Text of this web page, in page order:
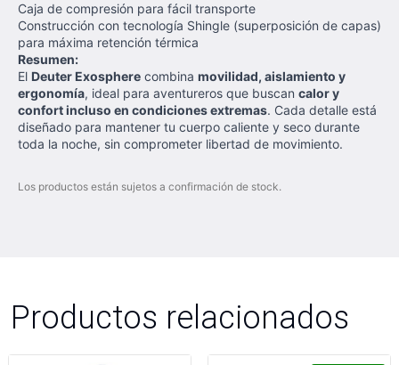
Caja de compresión para fácil transporte
Construcción con tecnología Shingle (superposición de capas)
para máxima retención térmica
Resumen:
El Deuter Exosphere combina movilidad, aislamiento y
ergonomía, ideal para aventureros que buscan calor y
confort incluso en condiciones extremas. Cada detalle está
diseñado para mantener tu cuerpo caliente y seco durante
toda la noche, sin comprometer libertad de movimiento.
Los productos están sujetos a confirmación de stock.
Productos relacionados